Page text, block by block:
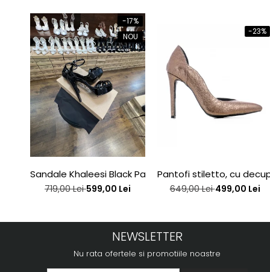
-17%
NOU
Sandale Khaleesi Black Patent
719,00 Lei599,00 Lei
-23%
Pantofi stiletto, cu
649,00 Lei499,00 Lei
NEWSLETTER
Nu rata ofertele si promotiile noastre